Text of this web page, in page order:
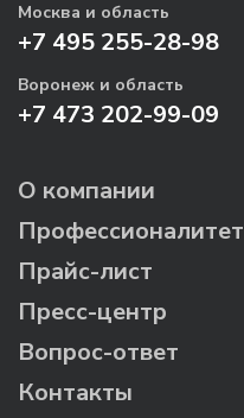
Москва и область
+7 495 255-28-98
Воронеж и область
+7 473 202-99-09
О компании
Профессионалитет
Прайс-лист
Пресс-центр
Вопрос-ответ
Контакты